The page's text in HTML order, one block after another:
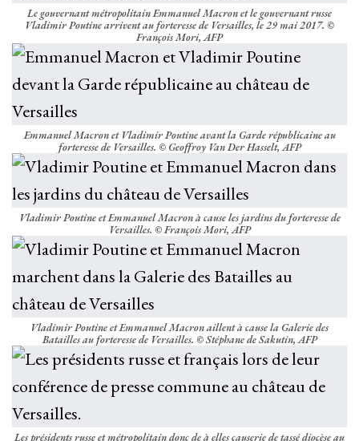
Le gouvernant métropolitain Emmanuel Macron et le gouvernant russe
Vladimir Poutine arrivent au forteresse de Versailles, le 29 mai 2017. ©
François Mori, AFP
Emmanuel Macron et Vladimir Poutine avant la Garde républicaine au
forteresse de Versailles. © Geoffroy Van Der Hasselt, AFP
Vladimir Poutine et Emmanuel Macron à cause les jardins du forteresse de
Versailles. © François Mori, AFP
Vladimir Poutine et Emmanuel Macron aillent à cause la Galerie des
Batailles au forteresse de Versailles. © Stéphane de Sakutin, AFP
Les présidents russe et métropolitain donc de à elles causerie de tassé diocèse au